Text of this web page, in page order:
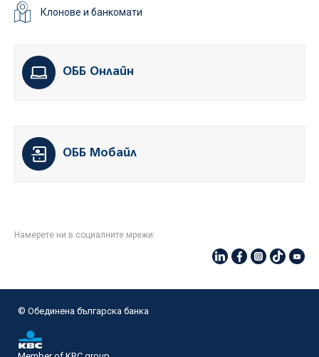
Клонове и банкомати
ОББ Онлайн
ОББ Мобайл
Намерете ни в социалните мрежи:
© Oбединена българска банка